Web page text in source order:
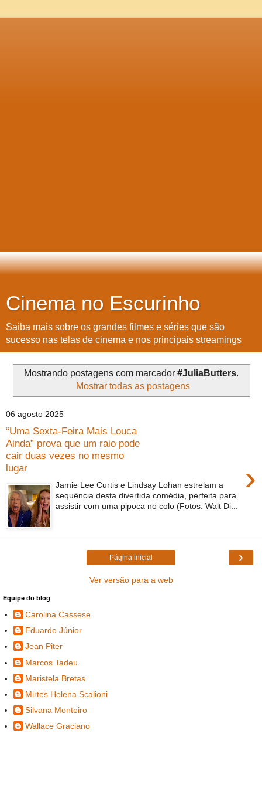
Cinema no Escurinho
Saiba mais sobre os grandes filmes e séries que são
sucesso nas telas de cinema e nos principais streamings
Mostrando postagens com marcador #JuliaButters.
Mostrar todas as postagens
06 agosto 2025
“Uma Sexta-Feira Mais Louca
Ainda” prova que um raio pode
cair duas vezes no mesmo
lugar
›
Jamie Lee Curtis e Lindsay Lohan estrelam a
sequência desta divertida comédia, perfeita para
assistir com uma pipoca no colo (Fotos: Walt Di...
›
Página inicial
Ver versão para a web
Equipe do blog
Carolina Cassese
Eduardo Júnior
Jean Piter
Marcos Tadeu
Maristela Bretas
Mirtes Helena Scalioni
Silvana Monteiro
Wallace Graciano